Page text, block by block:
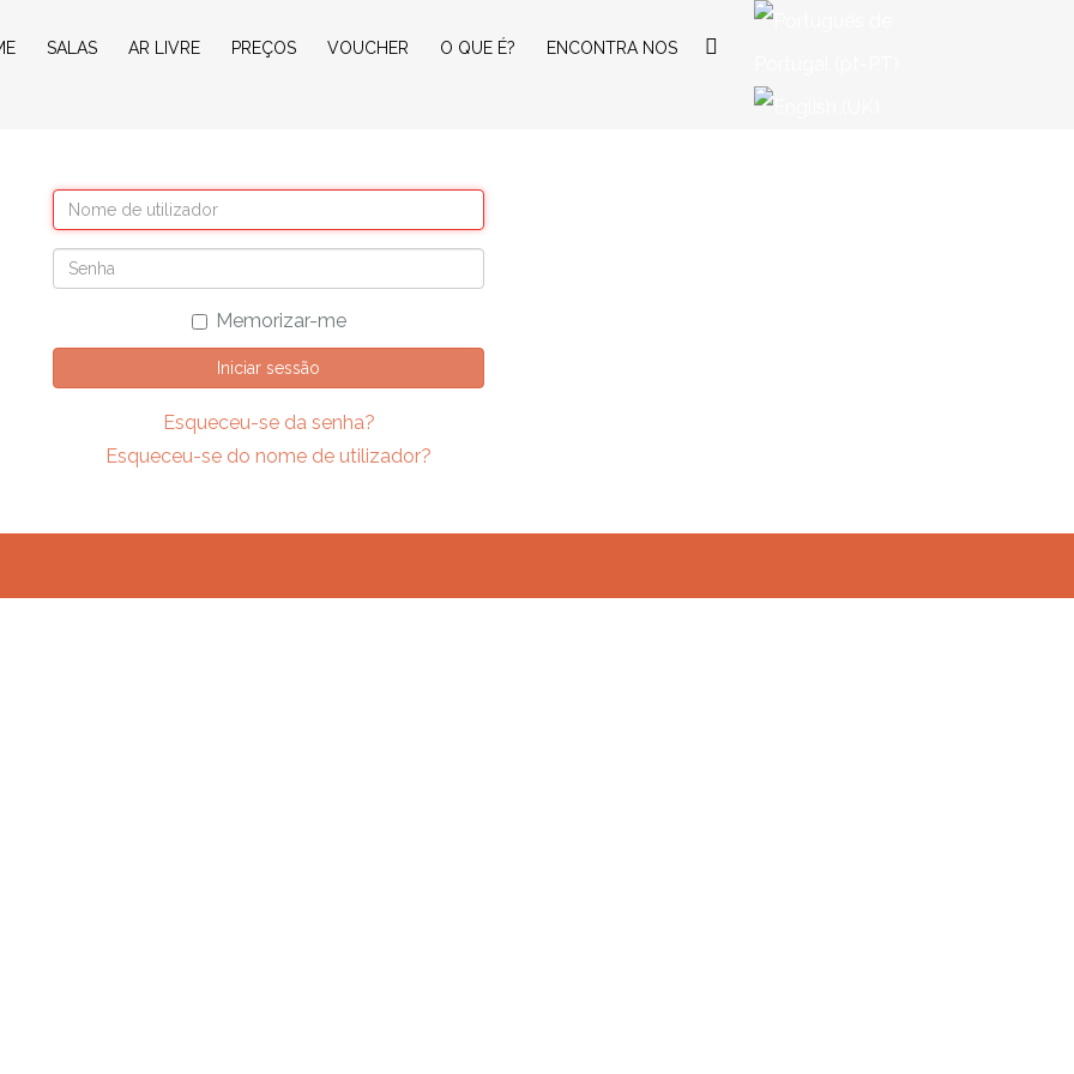
SALAS AR LIVRE PREÇOS VOUCHER O QUE É? ENCONTRA NOS
Memorizar-me
Iniciar sessão
Esqueceu-se da senha?
Esqueceu-se do nome de utilizador?